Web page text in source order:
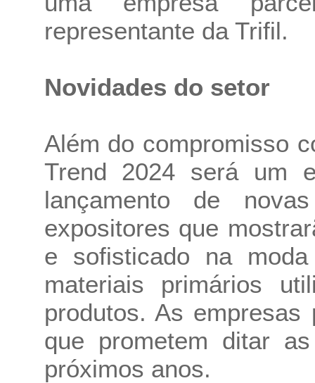
representante da Trifil.
Novidades do setor
Além do compromisso
Trend 2024 será um
lançamento de
expositores que
e sofisticado na
materiais primários
produtos. As empresas
que prometem ditar
próximos anos.